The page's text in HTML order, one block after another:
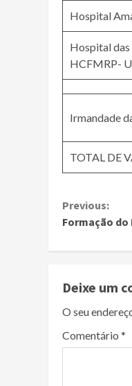
Hospital
Hospital das
HCFMRP-
Irmandade
TOTAL DE
Continue
Reading
Previous:
Formação
Deixe um
O seu
Comentário *